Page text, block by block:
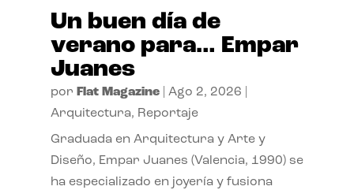
Un buen día de
verano para… Empar
Juanes
por Flat Magazine| Ago 2, 2026
Arquitectura, Reportaje
Graduada en Arquitectura y Arte y
Diseño, Empar Juanes (Valencia, 1990) se
ha especializado en joyería y fusiona